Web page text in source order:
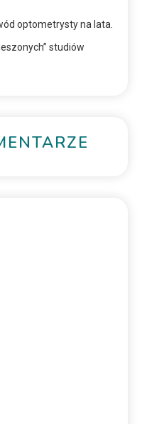
optometrysty na lata.
studiów